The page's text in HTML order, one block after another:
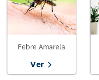
Febre Amarela
Ver